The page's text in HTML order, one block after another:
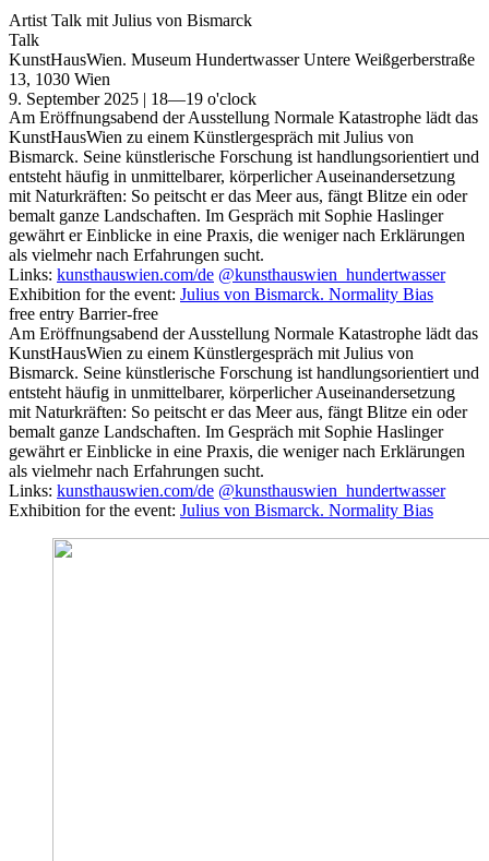
Artist Talk mit Julius von Bismarck
Talk
KunstHausWien. Museum Hundertwasser Untere Weißgerberstraße
13, 1030 Wien
9. September 2025 | 18—19 o'clock
Am Eröffnungsabend der Ausstellung Normale Katastrophe lädt das
KunstHausWien zu einem Künstlergespräch mit Julius von
Bismarck. Seine künstlerische Forschung ist handlungsorientiert und
entsteht häufig in unmittelbarer, körperlicher Auseinandersetzung
mit Naturkräften: So peitscht er das Meer aus, fängt Blitze ein oder
bemalt ganze Landschaften. Im Gespräch mit Sophie Haslinger
gewährt er Einblicke in eine Praxis, die weniger nach Erklärungen
als vielmehr nach Erfahrungen sucht.
Links: kunsthauswien.com/de @kunsthauswien_hundertwasser
Exhibition for the event: Julius von Bismarck. Normality Bias
free entry Barrier-free
Am Eröffnungsabend der Ausstellung Normale Katastrophe lädt das
KunstHausWien zu einem Künstlergespräch mit Julius von
Bismarck. Seine künstlerische Forschung ist handlungsorientiert und
entsteht häufig in unmittelbarer, körperlicher Auseinandersetzung
mit Naturkräften: So peitscht er das Meer aus, fängt Blitze ein oder
bemalt ganze Landschaften. Im Gespräch mit Sophie Haslinger
gewährt er Einblicke in eine Praxis, die weniger nach Erklärungen
als vielmehr nach Erfahrungen sucht.
Links: kunsthauswien.com/de @kunsthauswien_hundertwasser
Exhibition for the event: Julius von Bismarck. Normality Bias